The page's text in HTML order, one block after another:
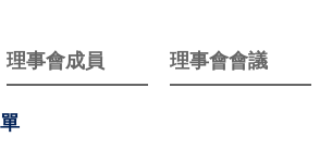
理事會成員 理事會會議